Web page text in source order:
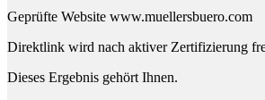
Geprüfte Website www.muellersbuero.com
Direktlink wird nach aktiver Zertifizierung
Dieses Ergebnis gehört Ihnen.